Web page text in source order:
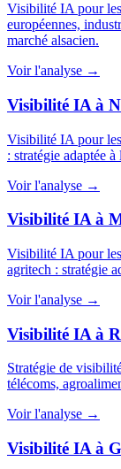
Visibilité IA pour
européennes,
marché alsacien.
Voir l'analyse →
Visibilité IA à
Visibilité IA pour
: stratégie adaptée
Voir l'analyse →
Visibilité IA à
Visibilité IA pour
agritech : stratégie
Voir l'analyse →
Visibilité IA à
Stratégie de
télécoms,
Voir l'analyse →
Visibilité IA à